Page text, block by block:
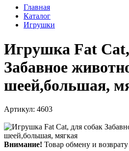
Главная
Каталог
Игрушки
Игрушка Fat Cat,
Забавное
шеей,большая,
Артикул: 4603
Внимание! Товар обмену и